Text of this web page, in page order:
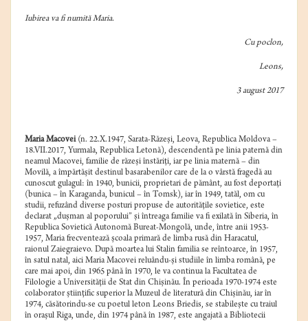
Iubirea va fi numită Maria.
Cu poclon,
Leons,
3 august 2017
Maria Macovei(n. 22.X.1947, Sarata-Răzeşi, Leova, Republica Moldova –
18.VII.2017, Yurmala, Republica Letonă), descendentă pe linia paternă din
neamul Macovei, familie de răzeşi înstăriţi, iar pe linia maternă – din
Movilă, a împărtășit destinul basarabenilor care de la o vârstă fragedă au
cunoscut gulagul: în 1940, bunicii, proprietari de pământ, au fost deportaţi
(bunica – în Karaganda, bunicul – în Tomsk), iar în 1949, tatăl, om cu
studii, refuzând diverse posturi propuse de autoritățile sovietice, este
declarat „dușman al poporului” și întreaga familie va fi exilată în Siberia, în
Republica Sovietică Autonomă Bureat-Mongolă, unde, între anii 1953-
1957, Maria frecventează şcoala primară de limba rusă din Haracatul,
raionul Zaiegraievo. După moartea lui Stalin familia se reîntoarce, în 1957,
în satul natal, aici Maria Macovei reluându-și studiile în limba română, pe
care mai apoi, din 1965 până în 1970, le va continua la Facultatea de
Filologie a Universităţii de Stat din Chişinău. În perioada 1970-1974 este
colaborator ştiinţific superior la Muzeul de literatură din Chişinău, iar în
1974, căsătorindu-se cu poetul leton Leons Briedis, se stabilește cu traiul
în oraşul Riga, unde, din 1974 până în 1987, este angajată a Bibliotecii